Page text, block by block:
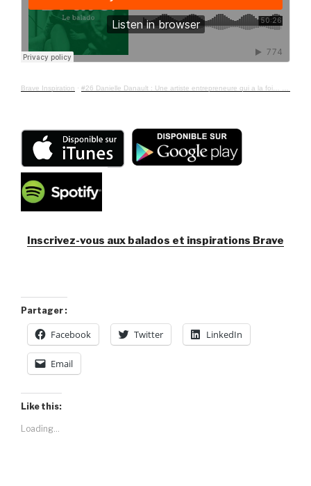
Brave Inspiration · #26 Danielle Danault : Une artiste entrepreneure qui a la foi… en elle
Inscrivez-vous aux balados et inspirations Brave
Partager :
Facebook Twitter LinkedIn
Email
Like this:
Loading...